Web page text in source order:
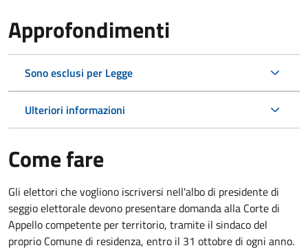
Approfondimenti
Sono esclusi per Legge
Ulteriori informazioni
Come fare
Gli elettori che vogliono iscriversi nell'albo di presidente di
seggio elettorale devono presentare domanda alla Corte di
Appello competente per territorio, tramite il sindaco del
proprio Comune di residenza, entro il 31 ottobre di ogni anno.